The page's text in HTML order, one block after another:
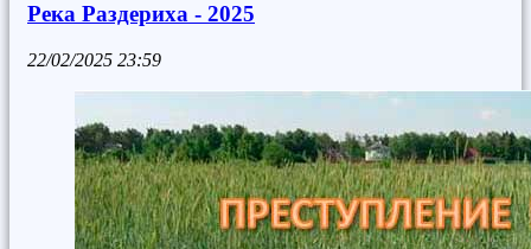
Река Раздериха - 2025
22/02/2025 23:59